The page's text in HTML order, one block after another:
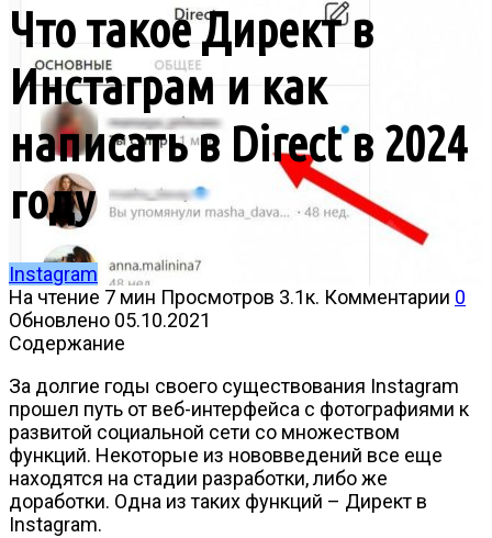
Что такое Директ в
Инстаграм и как
написать в Direct в 2024
году
Instagram
На чтение 7 мин Просмотров 3.1к. Комментарии 0
Обновлено 05.10.2021
Содержание
За долгие годы своего существования Instagram
прошел путь от веб-интерфейса с фотографиями к
развитой социальной сети со множеством
функций. Некоторые из нововведений все еще
находятся на стадии разработки, либо же
доработки. Одна из таких функций – Директ в
Instagram.